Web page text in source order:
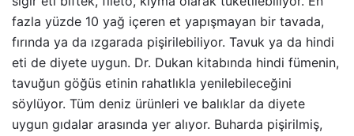
fazla yüzde 10 yağ içeren et yapışmayan bir tavada,
fırında ya da ızgarada pişirilebiliyor. Tavuk ya da hindi
eti de diyete uygun. Dr. Dukan kitabında hindi fümenin,
tavuğun göğüs etinin rahatlıkla yenilebileceğini
söylüyor. Tüm deniz ürünleri ve balıklar da diyete
uygun gıdalar arasında yer alıyor. Buharda pişirilmiş,